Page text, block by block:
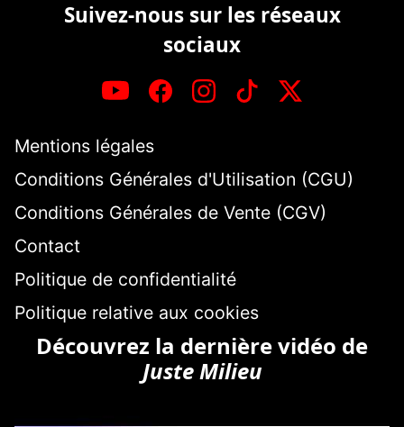
Suivez-nous sur les réseaux
sociaux
Mentions légales
Conditions Générales d'Utilisation (CGU)
Conditions Générales de Vente (CGV)
Contact
Politique de confidentialité
Politique relative aux cookies
Découvrez la dernière vidéo de
Juste Milieu